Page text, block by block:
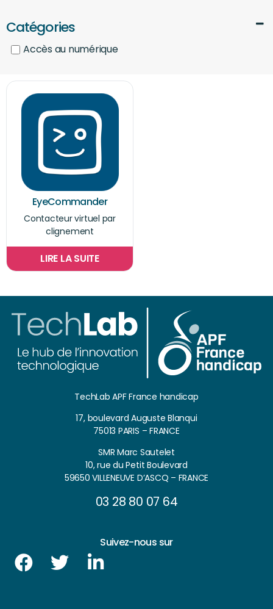
Catégories
Accès au numérique
EyeCommander
Contacteur virtuel par
clignement
LIRE LA SUITE
TechLab APF France handicap
17, boulevard Auguste Blanqui
75013 PARIS – FRANCE
SMR Marc Sautelet
10, rue du Petit Boulevard
59650 VILLENEUVE D’ASCQ – FRANCE
03 28 80 07 64
Suivez-nous sur